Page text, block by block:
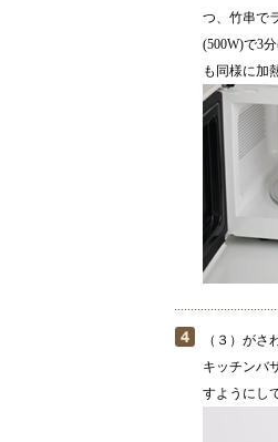
つ、竹串で
(500W)で3
も同様に加
（３）が
キッチンバ
すようにし